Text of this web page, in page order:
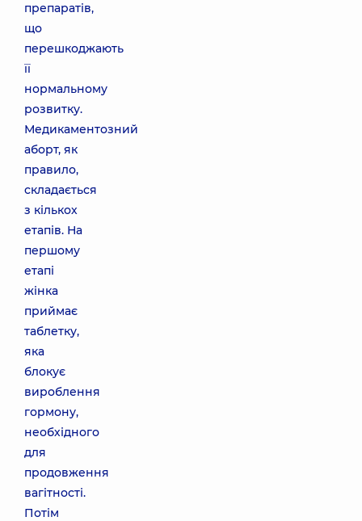
препаратів,
що
перешкоджають
її
нормальному
розвитку.
Медикаментозний
аборт, як
правило,
складається
з кількох
етапів. На
першому
етапі
жінка
приймає
таблетку,
яка
блокує
вироблення
гормону,
необхідного
для
продовження
вагітності.
Потім